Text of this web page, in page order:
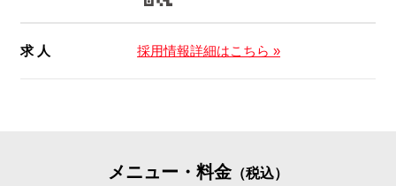
求 人 採用情報詳細はこちら »
メニュー・料金（税込）